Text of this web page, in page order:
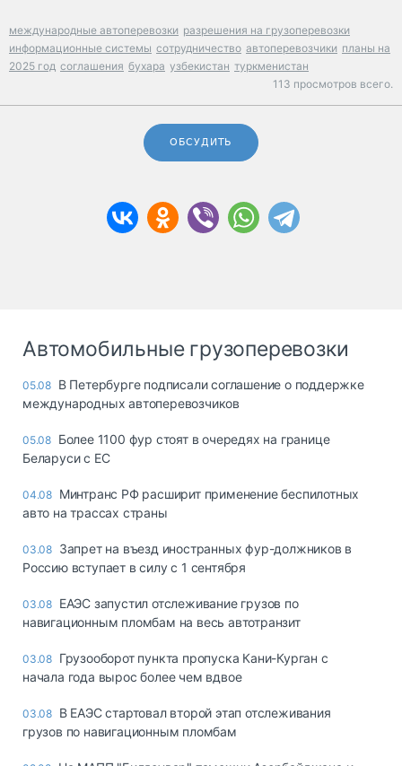
международные автоперевозки разрешения на грузоперевозки
информационные системы сотрудничество автоперевозчики планы на
2025 год соглашения бухара узбекистан туркменистан
113 просмотров всего.
ОБСУДИТЬ
Автомобильные грузоперевозки
05.08 В Петербурге подписали соглашение о поддержке
международных автоперевозчиков
05.08 Более 1100 фур стоят в очередях на границе
Беларуси с ЕС
04.08 Минтранс РФ расширит применение беспилотных
авто на трассах страны
03.08 Запрет на въезд иностранных фур-должников в
Россию вступает в силу с 1 сентября
03.08 ЕАЭС запустил отслеживание грузов по
навигационным пломбам на весь автотранзит
03.08 Грузооборот пункта пропуска Кани-Курган с
начала года вырос более чем вдвое
03.08 В ЕАЭС стартовал второй этап отслеживания
грузов по навигационным пломбам